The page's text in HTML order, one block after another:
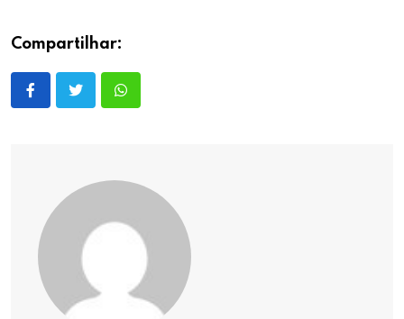
Compartilhar: